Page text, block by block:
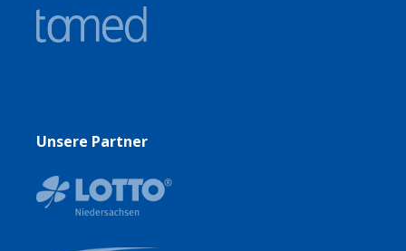
Unsere Partner